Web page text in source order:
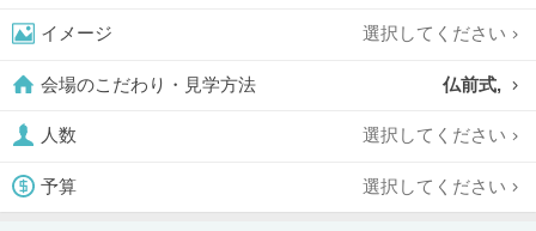
イメージ 選択してください
会場のこだわり・見学方法 仏前式,
人数 選択してください
予算 選択してください